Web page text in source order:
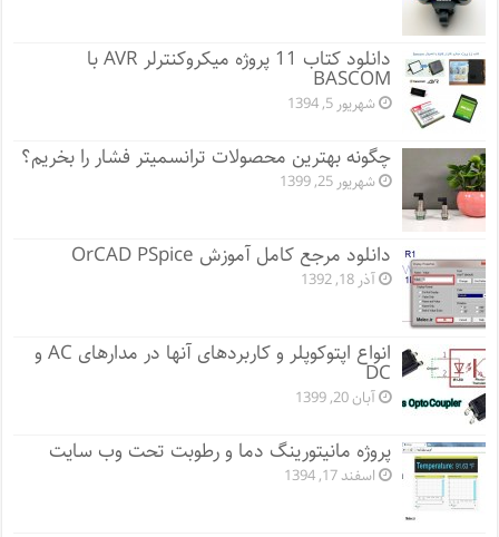
دانلود کتاب 11 پروژه میکروکنترلر AVR با
BASCOM
شهریور 5, 1394
چگونه بهترین محصولات ترانسمیتر فشار را بخریم؟
شهریور 25, 1399
دانلود مرجع کامل آموزش OrCAD PSpice
آذر 18, 1392
انواع اپتوکوپلر و کاربردهای آنها در مدارهای AC و
DC
آبان 20, 1399
پروژه مانيتورينگ دما و رطوبت تحت وب سایت
اسفند 17, 1394